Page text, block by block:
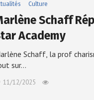
Culture
Schaff
Academy
Schaff, la prof
sur…
11/12/2025